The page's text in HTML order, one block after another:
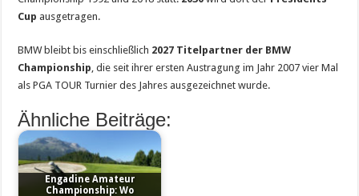
Cup ausgetragen.
BMW bleibt bis einschließlich 2027 Titelpartner der BMW
Championship, die seit ihrer ersten Austragung im Jahr 2007 vier Mal
als PGA TOUR Turnier des Jahres ausgezeichnet wurde.
Ähnliche Beiträge:
Engadine Amateur
Championship: Wo